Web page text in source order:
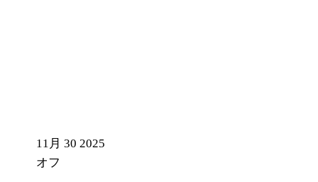
11月30 2025
オフ